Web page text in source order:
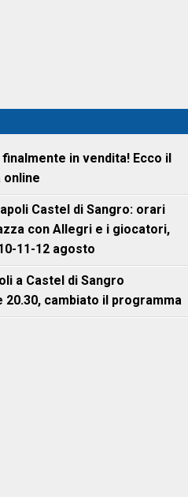
in vendita! Ecco il
online
Castel di Sangro: orari
con Allegri e i giocatori,
11-12 agosto
a Castel di Sangro
cambiato il programma